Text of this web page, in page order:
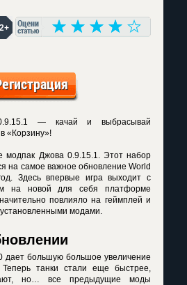
— качай и выбрасывай
«Корзину»!
модпак Джова 0.9.15.1. Этот набор
на самое важное обновление World
Здесь впервые игра выходит с
на новой для себя платформе
повлияло на геймплей и
модами.
дает большую большое увеличение
Теперь танки стали еще быстрее,
но… вcе предыдущие моды